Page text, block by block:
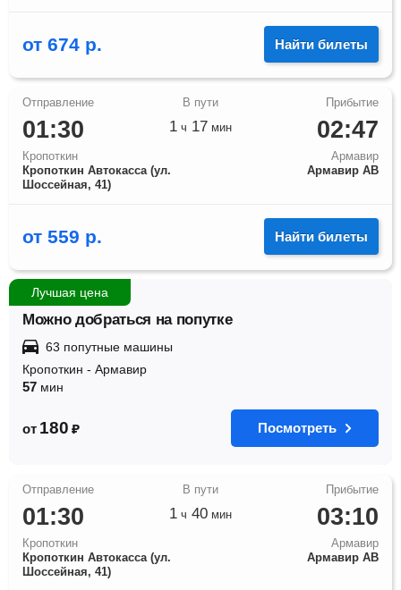
от 674 р. Найти билеты
01:30
Кропоткин
Кропоткин Автокасса (ул.
Шоссейная, 41)
02:47
Армавир
Армавир АВ
1 ч 17 мин
от 559 р. Найти билеты
Лучшая цена
Можно добраться на попутке
63 попутные машины
Кропоткин - Армавир
57 мин
от 180 ₽ Посмотреть
01:30
Кропоткин
Кропоткин Автокасса (ул.
Шоссейная, 41)
03:10
Армавир
Армавир АВ
1 ч 40 мин